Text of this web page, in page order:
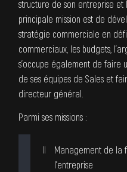
structure de son entreprise et
principale mission est de
stratégie commerciale en
commerciaux, les budgets,
s’occupe également de faire
de ses équipes de Sales et
directeur général.
Parmi ses missions :
Management de la
l’entreprise